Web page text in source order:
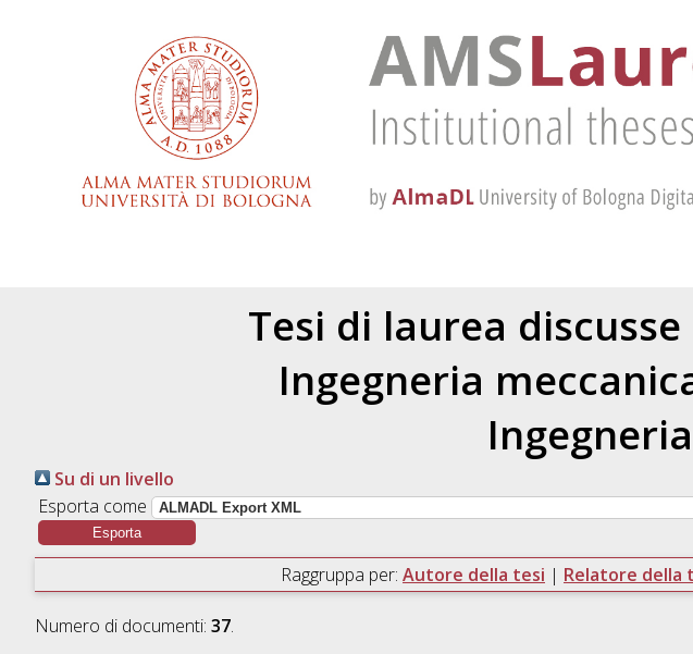
Tesi di laurea
Ingegneria
Su di un livello
Esporta come
Raggruppa per: Autore della tesi | Relatore della
Numero di documenti: 37.